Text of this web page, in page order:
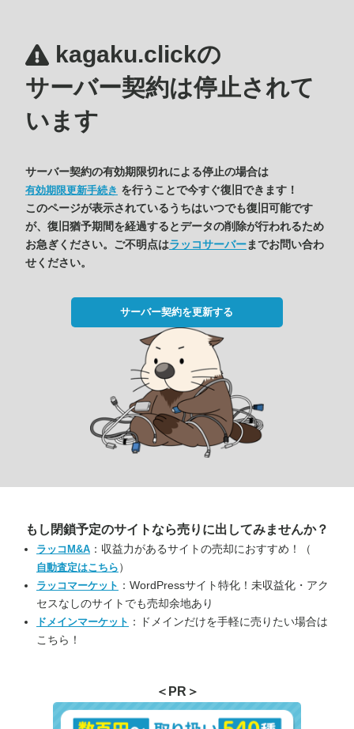
kagaku.clickの
サーバー契約は停止されて
います
サーバー契約の有効期限切れによる停止の場合は
有効期限更新手続き を行うことで今すぐ復旧できます！
このページが表示されているうちはいつでも復旧可能です
が、復旧猶予期間を経過するとデータの削除が行われるため
お急ぎください。ご不明点はラッコサーバーまでお問い合わ
せください。
サーバー契約を更新する
もし閉鎖予定のサイトなら売りに出してみませんか？
ラッコM&A ：収益力があるサイトの売却におすすめ！（
自動査定はこちら ）
ラッコマーケット ：WordPressサイト特化！未収益化・アク
セスなしのサイトでも売却余地あり
ドメインマーケット ：ドメインだけを手軽に売りたい場合は
こちら！
＜PR＞